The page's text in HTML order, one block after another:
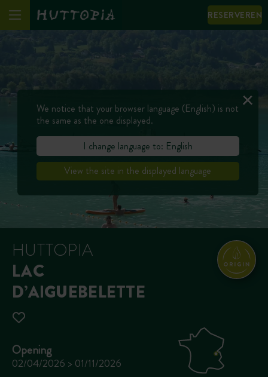
RESERVEREN
HUTTOPIA
LAC
D’AIGUEBELETTE
Opening
02/04/2026 > 01/11/2026
We notice that your browser language (English) is not
the same as the one displayed.
I change language to: English
View the site in the displayed language